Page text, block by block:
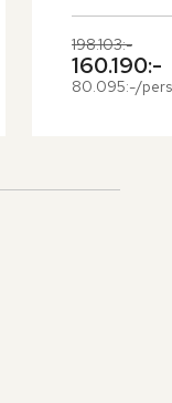
Tidigare pris,
198.103:-
160.190:-
80.095:-/